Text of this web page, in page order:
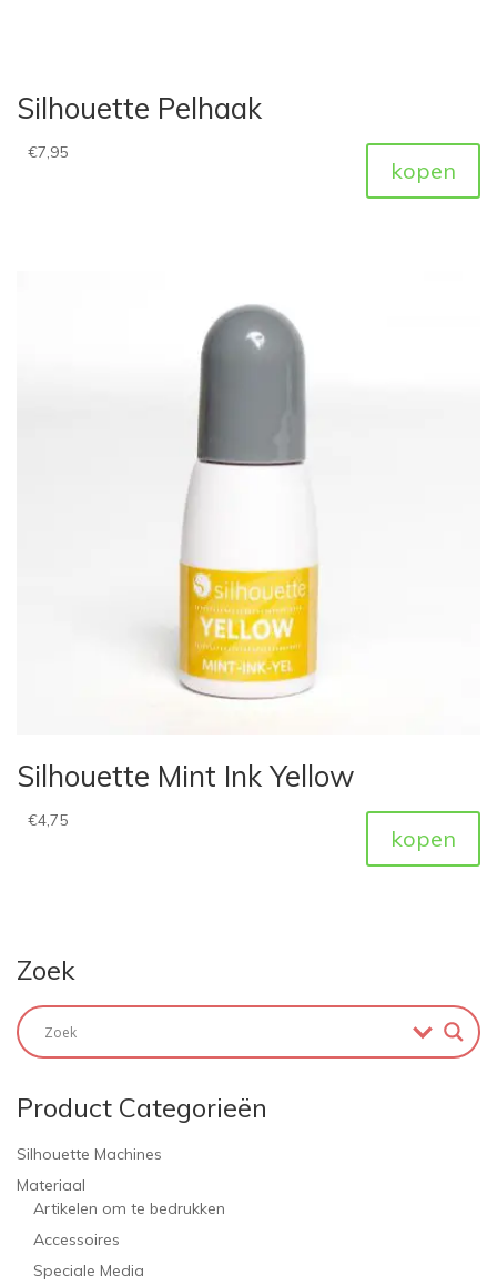
Silhouette Pelhaak
€7,95
kopen
Silhouette Mint Ink Yellow
€4,75
kopen
Zoek
Product Categorieën
Silhouette Machines
Materiaal
Artikelen om te bedrukken
Accessoires
Speciale Media